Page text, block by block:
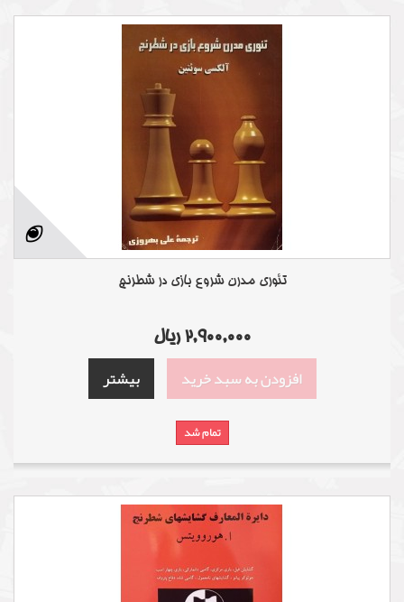
تئوری مدرن شروع بازی در شطرنج
2,900,000 ریال
افزودن به سبد خرید بیشتر
تمام شد